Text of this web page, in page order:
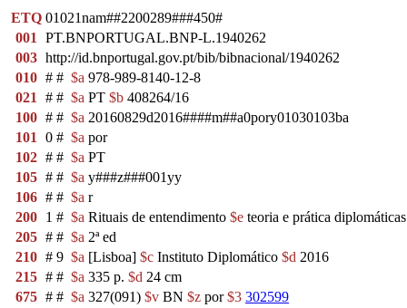
ETQ 01021nam##2200289###450#
001
PT.BNPORTUGAL.BNP-L.1940262
003 http://id.bnportugal.gov.pt/bib/bibnacional/1940262
010 # # $a 978-989-8140-12-8
021
# # $a PT $b 408264/16
100 # # $a 20160829d2016####m##a0pory01030103ba
101
0 # $a por
102 # # $a PT
105 # # $a y###z###001yy
106 # # $a r
200
1 # $a Rituais de entendimento $e teoria e prática
205 # # $a 2ª ed
210 # 9 $a [Lisboa] $c Instituto Diplomático $d 2016
215 # # $a 335 p. $d 24 cm
675 # # $a 327(091) $v BN $z por$3 302599